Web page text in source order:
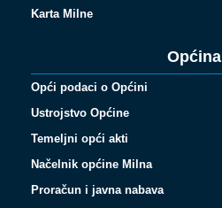
Karta Milne
Općina
Opći podaci o Općini
Ustrojstvo Općine
Temeljni opći akti
Načelnik općine Milna
Proračun i javna nabava